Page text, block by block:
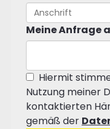
Meine Anfrage
Hiermit
Nutzung meiner
kontaktierten
gemäß der